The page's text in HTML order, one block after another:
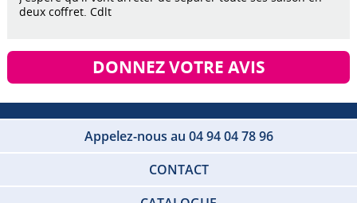
deux coffret. Cdlt
DONNEZ VOTRE AVIS
Appelez-nous au 04 94 04 78 96
CONTACT